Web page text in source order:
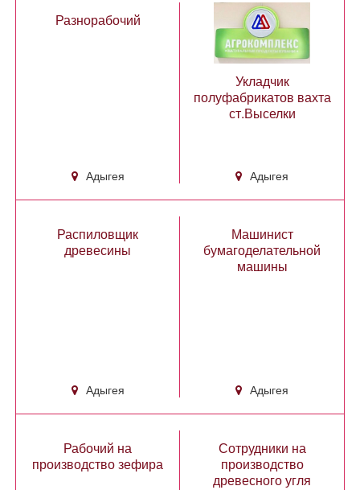
Разнорабочий
Адыгея
Укладчик
полуфабрикатов вахта
ст.Выселки
Адыгея
Распиловщик
древесины
Адыгея
Машинист
бумагоделательной
машины
Адыгея
Рабочий на
производство зефира
Сотрудники на
производство
древесного угля